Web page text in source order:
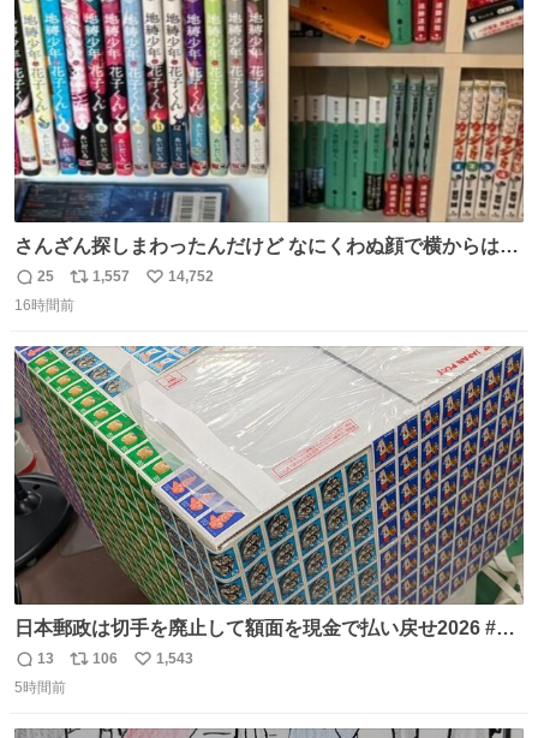
数
さんざん探しまわったんだけど なにくわぬ顔で横からはえ
てた
返
信
25
リ
ポ
ト
数
1,557
い
数
14,752
16時間前
日本郵政は切手を廃止して額面を現金で払い戻せ2026 #日
本郵政 @JapanPostHD_PR
返
信
13
リ
106
い
1,543
5時間前